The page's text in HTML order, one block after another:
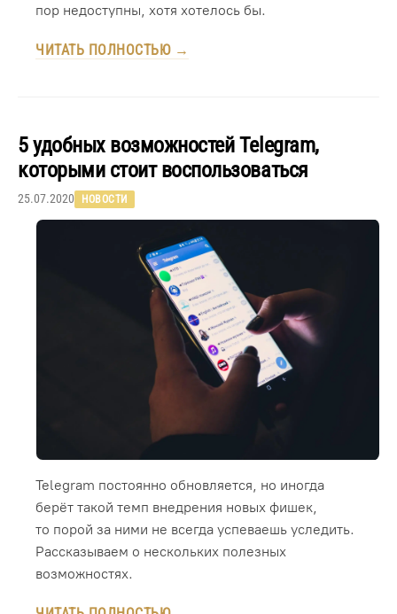
пор недоступны, хотя хотелось бы.
ЧИТАТЬ ПОЛНОСТЬЮ →
5 удобных возможностей Telegram,
которыми стоит воспользоваться
25.07.2020 НОВОСТИ
Telegram постоянно обновляется, но иногда
берёт такой темп внедрения новых фишек,
то порой за ними не всегда успеваешь уследить.
Рассказываем о нескольких полезных
возможностях.